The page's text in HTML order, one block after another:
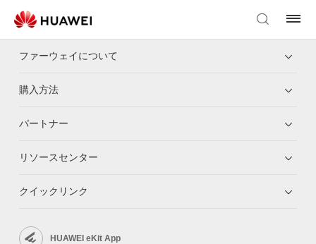
ファーウェイについて
購入方法
パートナー
リソースセンター
クイックリンク
HUAWEI eKit App